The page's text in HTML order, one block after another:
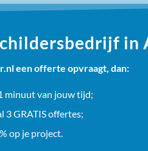
in
een offerte opvraagt, dan:
minuut van jouw tijd;
3 GRATIS offertes;
op je project.